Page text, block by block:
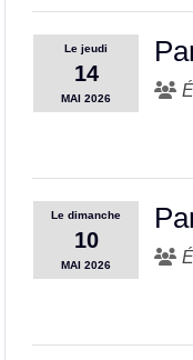
Lejeudi
14
MAI 2026
Ledimanche
10
MAI 2026